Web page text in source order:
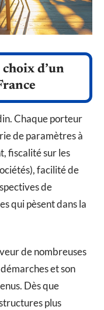
d’un
Chaque porteur
de paramètres à
fiscalité sur les
facilité de
de
qui pèsent dans la
de nombreuses
et son
Dès que
plus